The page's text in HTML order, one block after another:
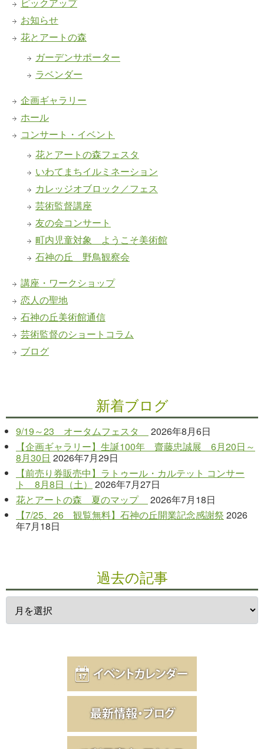
お知らせ
花とアートの森
ガーデンサポーター
ラベンダー
企画ギャラリー
ホール
コンサート・イベント
花とアートの森フェスタ
いわてまちイルミネーション
カレッジオブロック／フェス
芸術監督講座
友の会コンサート
町内児童対象 ようこそ美術館
石神の丘 野鳥観察会
講座・ワークショップ
恋人の聖地
石神の丘美術館通信
芸術監督のショートコラム
ブログ
新着ブログ
9/19～23 オータムフェスタ
2026年8月6日
【企画ギャラリー】生誕100年 齋藤忠誠展 6月20日～
8月30日 2026年7月29日
【前売り券販売中】ラトゥール・カルテット コンサー
ト 8月8日（土）
2026年7月27日
花とアートの森 夏のマップ
2026年7月18日
【7/25、26 観覧無料】石神の丘開業記念感謝祭 2026
年7月18日
過去の記事